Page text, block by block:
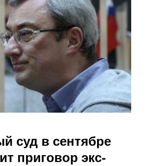
суд в сентябре
приговор экс-